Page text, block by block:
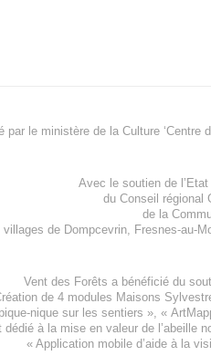
le ministère de la Culture ‘Centre
Avec le soutien de l’
du Conseil régional
de la
villages de Dompcevrin, Fresnes-au-
Vent des Forêts a bénéficié du
de 4 modules Maisons
nique sur les sentiers », «
dédié à la mise en valeur de l’abeille
« Application mobile d’aide à la